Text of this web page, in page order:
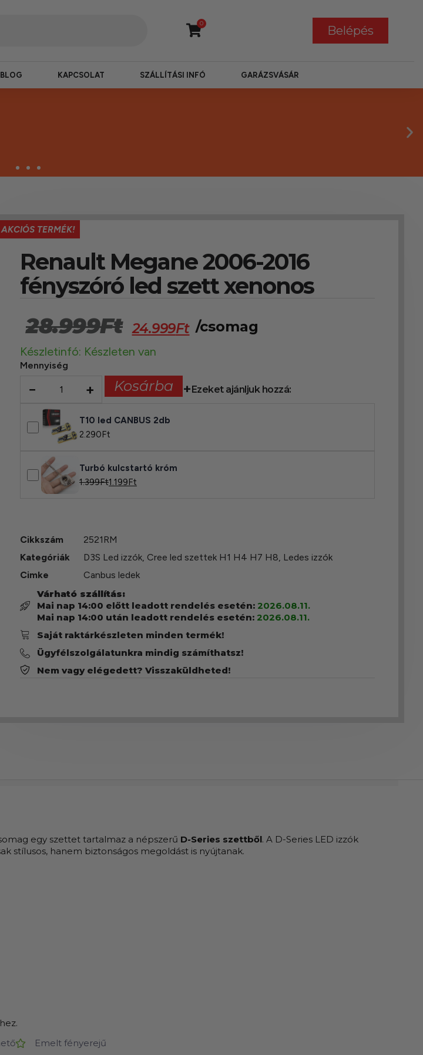
0
Belépés
BLOG KAPCSOLAT SZÁLLÍTÁSI INFÓ GARÁZSVÁSÁR
mi is bízunk.
AKCIÓS TERMÉK!
Renault Megane 2006-2016
fényszóró led szett xenonos
28.999Ft 24.999Ft /csomag
Készletinfó: Készleten van
Mennyiség
− + Kosárba Ezeket ajánljuk hozzá:
T10 led CANBUS 2db
2.290Ft
Turbó kulcstartó króm
1.399Ft1.199Ft
Cikkszám
2521RM
Kategóriák
D3S Led izzók, Cree led szettek H1 H4 H7 H8, Ledes izzók
Cimke
Canbus ledek
Várható szállítás:
Mai nap 14:00 előtt leadott rendelés esetén: 2026.08.11.
Mai nap 14:00 után leadott rendelés esetén: 2026.08.11.
Saját raktárkészleten minden termék!
Ügyfélszolgálatunkra mindig számíthatsz!
Nem vagy elégedett? Visszaküldheted!
egy szettet tartalmaz a népszerű D-Series szettből. A D-Series LED izzók
stílusos, hanem biztonságos megoldást is nyújtanak.
Emelt fényerejű